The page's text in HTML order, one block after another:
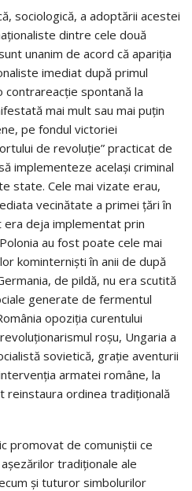
sociologică, a adoptării acestei
dintre cele două
unanim de acord că apariţia
imediat după primul
spontană la
mai mult sau mai puţin
pe fondul victoriei
de revoluţie” practicat de
implementeze acelaşi criminal
state. Cele mai vizate erau,
vecinătate a primei ţări în
deja implementat prin
au fost poate cele mai
kominternişti în anii de după
de pildă, nu era scutită
generate de fermentul
opoziţia curentului
roşu, Ungaria a
sovietică, graţie aventurii
armatei române, la
reinstaura ordinea tradiţională
promovat de comuniştii ce
tradiţionale ale
şi tuturor simbolurilor